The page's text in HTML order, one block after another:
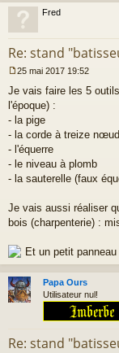
l
u
Fred
Re: stand
e
s
s
g
e
n
o
u
25 mai 2017 19:52
Je vais faire les 5
l'époque) :
- la pige
- la corde à treize
- l'équerre
- le niveau à plomb
- la sauterelle (faux
Je vais aussi réaliser
bois (charpenterie) :
Et un petit
Papa Ours
Utilisateur nul!
Re: stand